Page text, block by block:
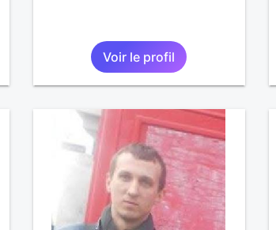
Voir le profil